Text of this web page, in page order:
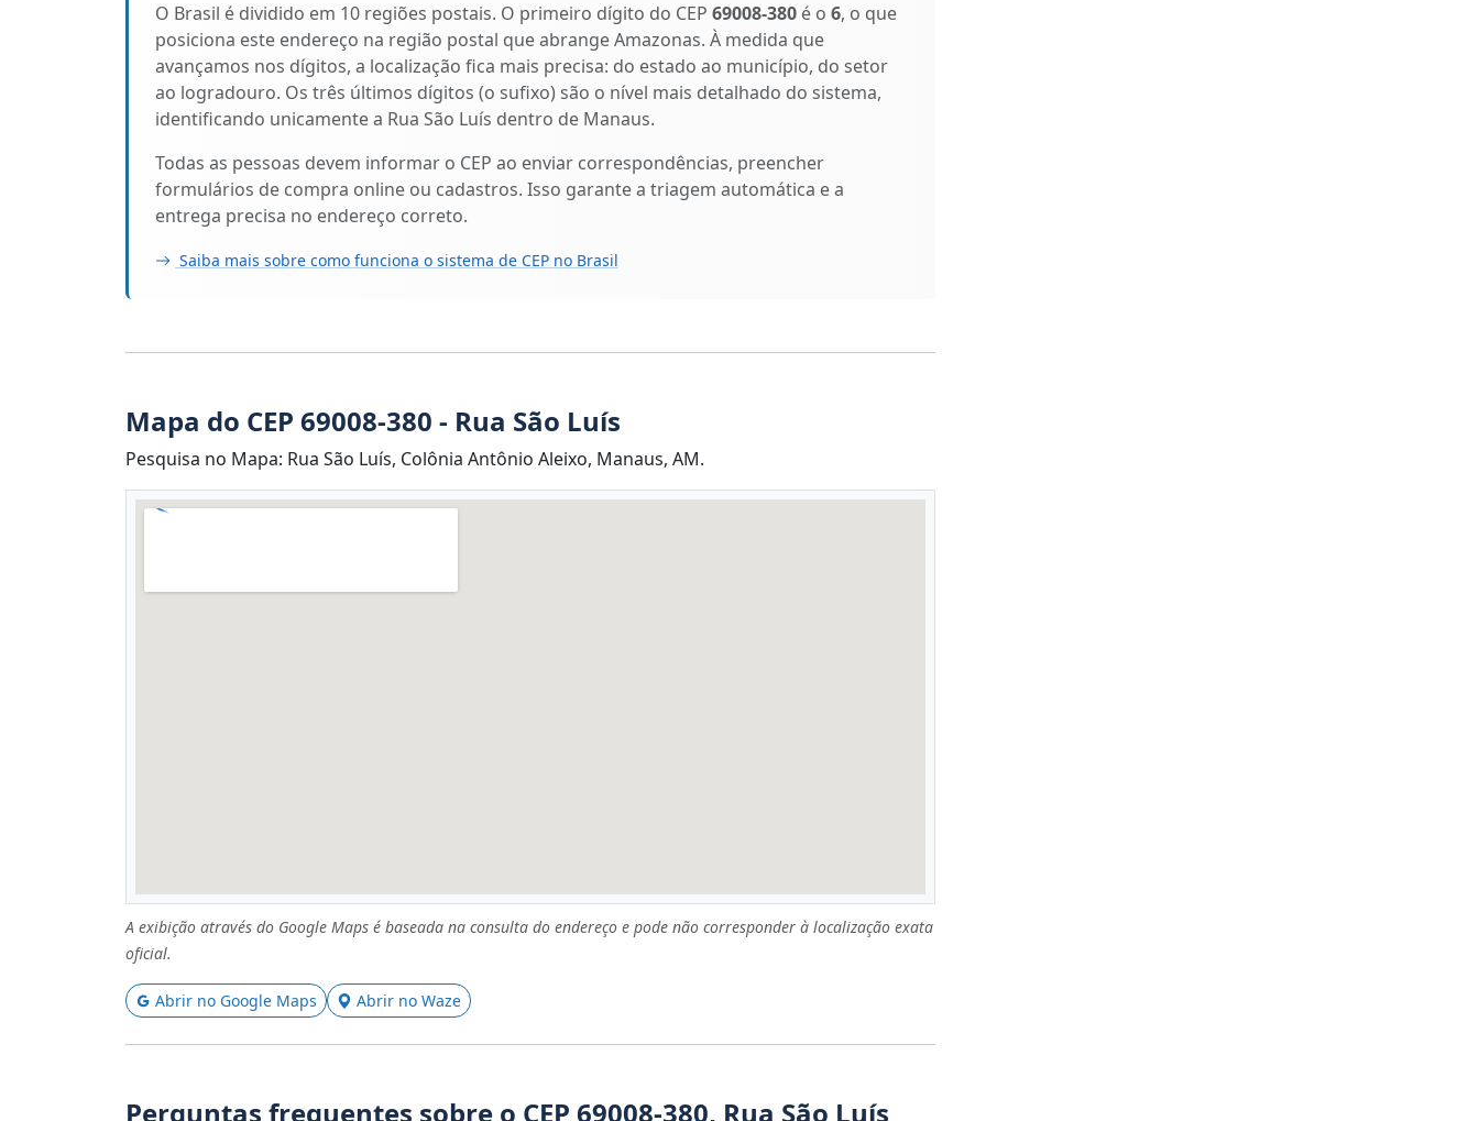
O Brasil é dividido em 10 regiões postais. O primeiro dígito do CEP 69008-380 é o 6, o que
posiciona este endereço na região postal que abrange Amazonas. À medida que
avançamos nos dígitos, a localização fica mais precisa: do estado ao município, do setor
ao logradouro. Os três últimos dígitos (o sufixo) são o nível mais detalhado do sistema,
identificando unicamente a Rua São Luís dentro de Manaus.
Todas as pessoas devem informar o CEP ao enviar correspondências, preencher
formulários de compra online ou cadastros. Isso garante a triagem automática e a
entrega precisa no endereço correto.
Saiba mais sobre como funciona o sistema de CEP no Brasil
Mapa do CEP 69008-380 - Rua São Luís
Pesquisa no Mapa: Rua São Luís, Colônia Antônio Aleixo, Manaus, AM.
A exibição através do Google Maps é baseada na consulta do endereço e pode não corresponder à localização exata
oficial.
Abrir no Google Maps Abrir no Waze
Perguntas frequentes sobre o CEP 69008-380, Rua São Luís